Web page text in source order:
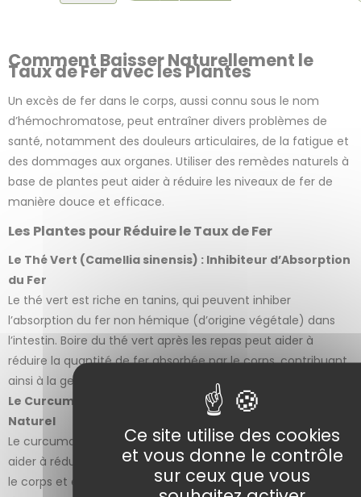
Comment Baisser Naturellement le
Taux de Fer avec les Plantes
Un excès de fer dans le corps, aussi connu sous le nom
d’hémochromatose, peut entraîner divers problèmes de
santé, notamment des douleurs articulaires, de la fatigue et
des dommages aux organes. Utiliser des remèdes naturels à
base de plantes peut aider à réduire les niveaux de fer de
manière douce et efficace.
Les Plantes pour Réduire le Taux de Fer
Le Thé Vert (Camellia sinensis) : Inhibiteur d’Absorption
du Fer
Le thé vert est riche en tanins, qui peuvent inhiber
l’absorption du fer non hémique (d’origine végétale) dans
l’intestin. Boire du thé vert après les repas peut aider à
réduire la quantité de fer absorbée par le corps, contribuant
ainsi à la gestion des niveaux de fer.
Le Curcuma (Curcuma longa) : Chélateur de Fer
Naturel
Le curcuma contient de la curcumine, un composé qui peut
aider à réduire les niveaux de fer en se liant au fer libre dans
le corps et en facilitant son élimination. Intégrer du curcuma
Ce site utilise des cookies
et vous donne le contrôle
sur ceux que vous